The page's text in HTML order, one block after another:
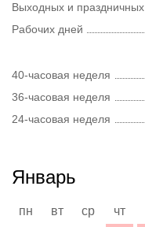
Выходных и праздничных
Рабочих дней
40-часовая неделя
36-часовая неделя
24-часовая неделя
Январь
пн вт ср чт